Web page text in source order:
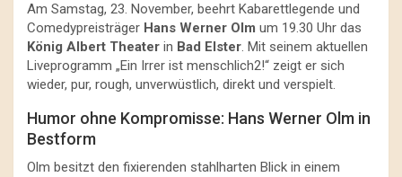
Am Samstag, 23. November, beehrt Kabarettlegende und
Comedypreisträger Hans Werner Olm um 19.30 Uhr das
König Albert Theater in Bad Elster. Mit seinem aktuellen
Liveprogramm „Ein Irrer ist menschlich2!“ zeigt er sich
wieder, pur, rough, unverwüstlich, direkt und verspielt.
Humor ohne Kompromisse: Hans Werner Olm in
Bestform
Olm besitzt den fixierenden stahlharten Blick in einem